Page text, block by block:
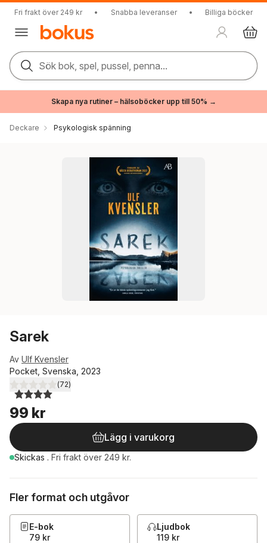
Fri frakt över 249 kr • Snabba leveranser • Billiga böcker
Sök bok, spel, pussel, penna...
Skapa nya rutiner – hälsoböcker upp till 50% →
Deckare Psykologisk spänning
Sarek
Av Ulf Kvensler
Pocket, Svenska, 2023
4,0utav 5 stjärnor. Totalt antal röster:
(72)
99 kr
Lägg i varukorg
Skickas . Fri frakt över 249 kr.
Fler format och utgåvor
E-bok
79 kr
Ljudbok
119 kr